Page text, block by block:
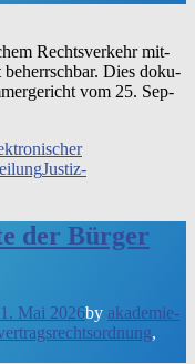
Rechts­ver­kehr mit­
beherrsch­bar. Dies doku­
vom 25. Sep­
Justiz-
der Bürger
Mai 2026by akademie-
,